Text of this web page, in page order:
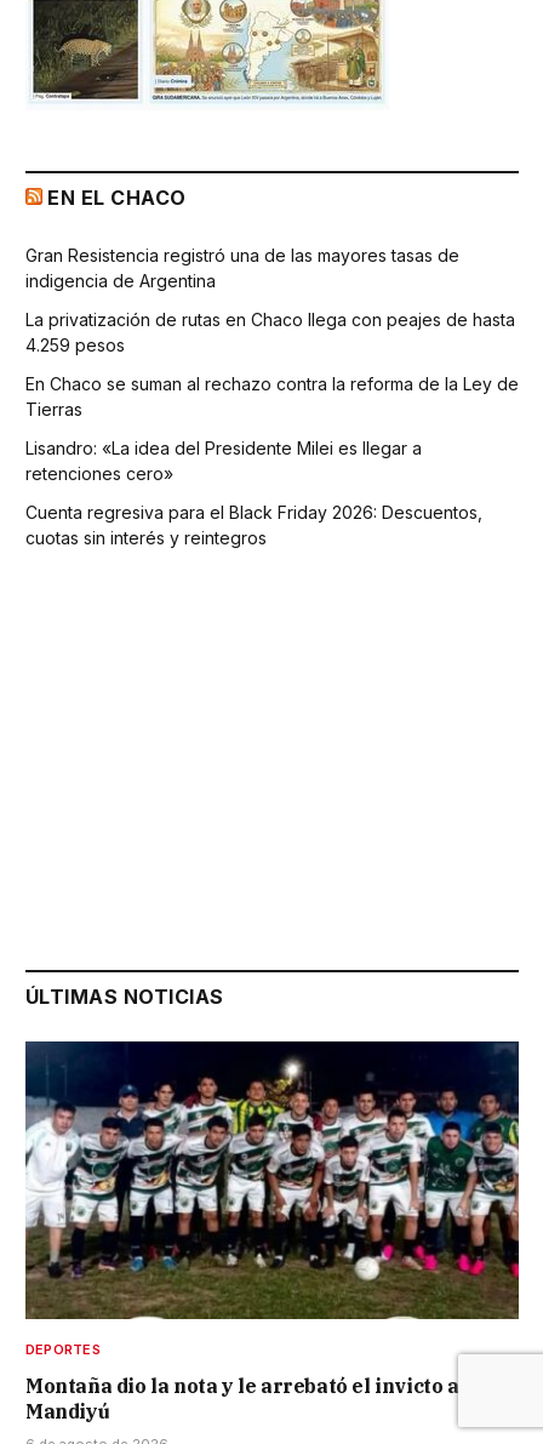
EN EL CHACO
Gran Resistencia registró una de las mayores tasas de
indigencia de Argentina
La privatización de rutas en Chaco llega con peajes de hasta
4.259 pesos
En Chaco se suman al rechazo contra la reforma de la Ley de
Tierras
Lisandro: «La idea del Presidente Milei es llegar a
retenciones cero»
Cuenta regresiva para el Black Friday 2026: Descuentos,
cuotas sin interés y reintegros
ÚLTIMAS NOTICIAS
DEPORTES
Montaña dio la nota y le arrebató el invicto a
Mandiyú